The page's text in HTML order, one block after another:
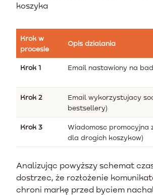
koszyka
Krok w
procesie
Opis dzialania
Krok 1 Email nastawiony na
Krok 2
Email wykorzystujacy
bestsellery)
Krok 3
Wiadomosc
dla drogich koszykow)
Analizując powyższy schemat
dostrzec, że rozłożenie
chroni markę przed byciem